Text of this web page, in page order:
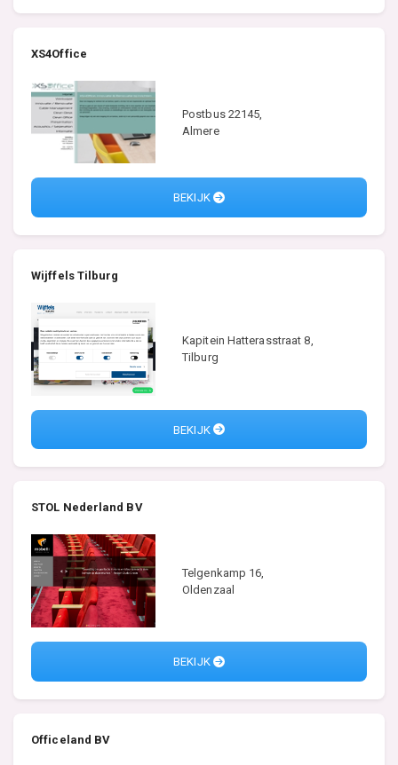
XS4Office
Postbus 22145,
Almere
BEKIJK
Wijffels Tilburg
Kapitein Hatterasstraat 8,
Tilburg
BEKIJK
STOL Nederland BV
Telgenkamp 16,
Oldenzaal
BEKIJK
Officeland BV